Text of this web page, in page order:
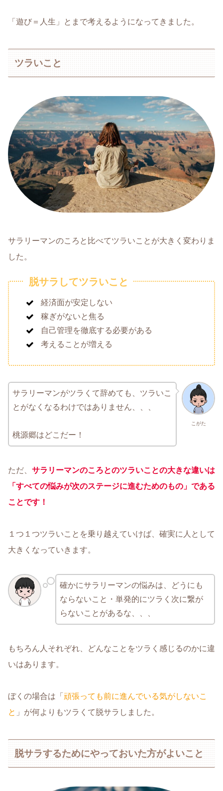
「遊び＝人生」とまで考えるようになってきました。
ツラいこと
サラリーマンのころと比べてツラいことが大きく変わりま
した。
脱サラしてツラいこと
経済面が安定しない
稼ぎがないと焦る
自己管理を徹底する必要がある
考えることが増える
こがた
サラリーマンがツラくて辞めても、ツラいこ
とがなくなるわけではありません、、、
桃源郷はどこだー！
ただ、 サラリーマンのころとのツラいことの大きな違いは
「すべての悩みが次のステージに進むためのもの」である
ことです！
１つ１つツラいことを乗り越えていけば、確実に人として
大きくなっていきます。
確かにサラリーマンの悩みは、どうにも
ならないこと・単発的にツラく次に繋が
らないことがあるな、、、
もちろん人それぞれ、どんなことをツラく感じるのかに違
いはあります。
ぼくの場合は「 頑張っても前に進んでいる気がしないこ
と 」が何よりもツラくて脱サラしました。
脱サラするためにやっておいた方がよいこと